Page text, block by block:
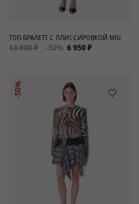
ТОП-БРАЛЕТТ С ПЛИССИРОВКОЙ MIU
13 900 ₽ -50% 6 950 ₽
-50%